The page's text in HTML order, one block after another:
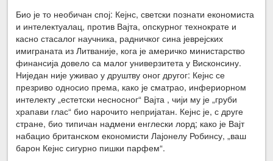
Био је то необичан спој: Кејнс, светски познати економиста
и интелектуалац, против Вајта, опскурног технократе и
касно стасалог научника, радничког сина јеврејских
имиграната из Литваније, кога је америчко министарство
финансија довело са малог универзитета у Висконсину.
Ниједан није уживао у друштву оног другог: Кејнс се
презриво односио према, како је сматрао, инфериорном
интелекту „естетски несносног“ Вајта , чији му је „груби
храпави глас“ био нарочито непријатан. Кејнс је, с друге
стране, био типичан надмени енглески лорд; како је Вајт
набацио британском економисти Лајонелу Робинсу, „ваш
барон Кејнс сигурно пишки парфем“.